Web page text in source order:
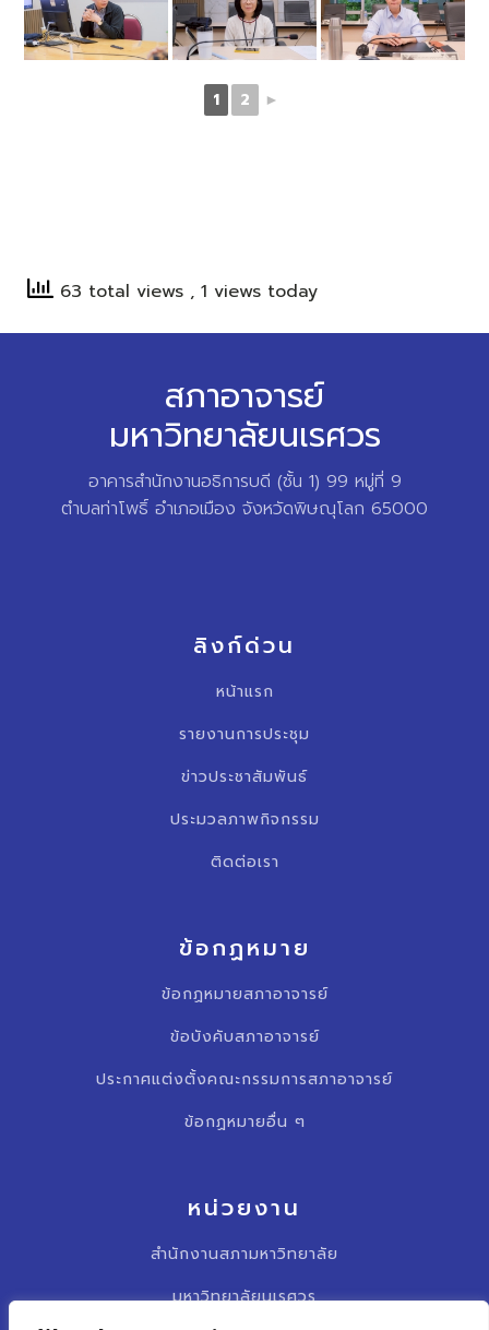
1 2 ►
63 total views , 1 views today
สภาอาจารย์
มหาวิทยาลัยนเรศวร
อาคารสำนักงานอธิการบดี (ชั้น 1) 99 หมู่ที่ 9
ตำบลท่าโพธิ์ อำเภอเมือง จังหวัดพิษณุโลก 65000
ลิงก์ด่วน
หน้าแรก
รายงานการประชุม
ข่าวประชาสัมพันธ์
ประมวลภาพกิจกรรม
ติดต่อเรา
ข้อกฏหมาย
ข้อกฏหมายสภาอาจารย์
ข้อบังคับสภาอาจารย์
ประกาศแต่งตั้งคณะกรรมการสภาอาจารย์
ข้อกฏหมายอื่น ๆ
หน่วยงาน
สำนักงานสภามหาวิทยาลัย
มหาวิทยาลัยนเรศวร